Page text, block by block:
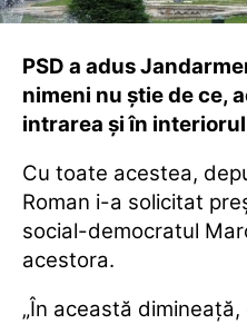
PSD a adus
nimeni nu știe de ce,
intrarea şi în
Cu toate acestea,
Roman i-a solicitat
social-democratul
acestora.
„În această